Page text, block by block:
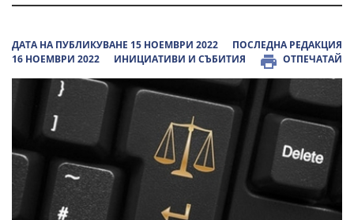
ДАТА НА ПУБЛИКУВАНЕ 15 НОЕМВРИ 2022
ПОСЛЕДНА РЕДАКЦИЯ
16 НОЕМВРИ 2022
ИНИЦИАТИВИ И СЪБИТИЯ ОТПЕЧАТАЙ